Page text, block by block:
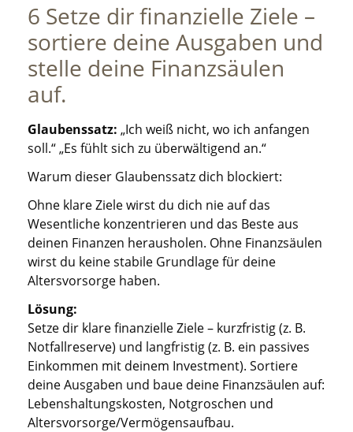
6 Setze dir finanzielle Ziele –
sortiere deine Ausgaben und
stelle deine Finanzsäulen
auf.
Glaubenssatz: „Ich weiß nicht, wo ich anfangen
soll.“ „Es fühlt sich zu überwältigend an.“
Warum dieser Glaubenssatz dich blockiert:
Ohne klare Ziele wirst du dich nie auf das
Wesentliche konzentrieren und das Beste aus
deinen Finanzen herausholen. Ohne Finanzsäulen
wirst du keine stabile Grundlage für deine
Altersvorsorge haben.
Lösung:
Setze dir klare finanzielle Ziele – kurzfristig (z. B.
Notfallreserve) und langfristig (z. B. ein passives
Einkommen mit deinem Investment). Sortiere
deine Ausgaben und baue deine Finanzsäulen auf:
Lebenshaltungskosten, Notgroschen und
Altersvorsorge/Vermögensaufbau.